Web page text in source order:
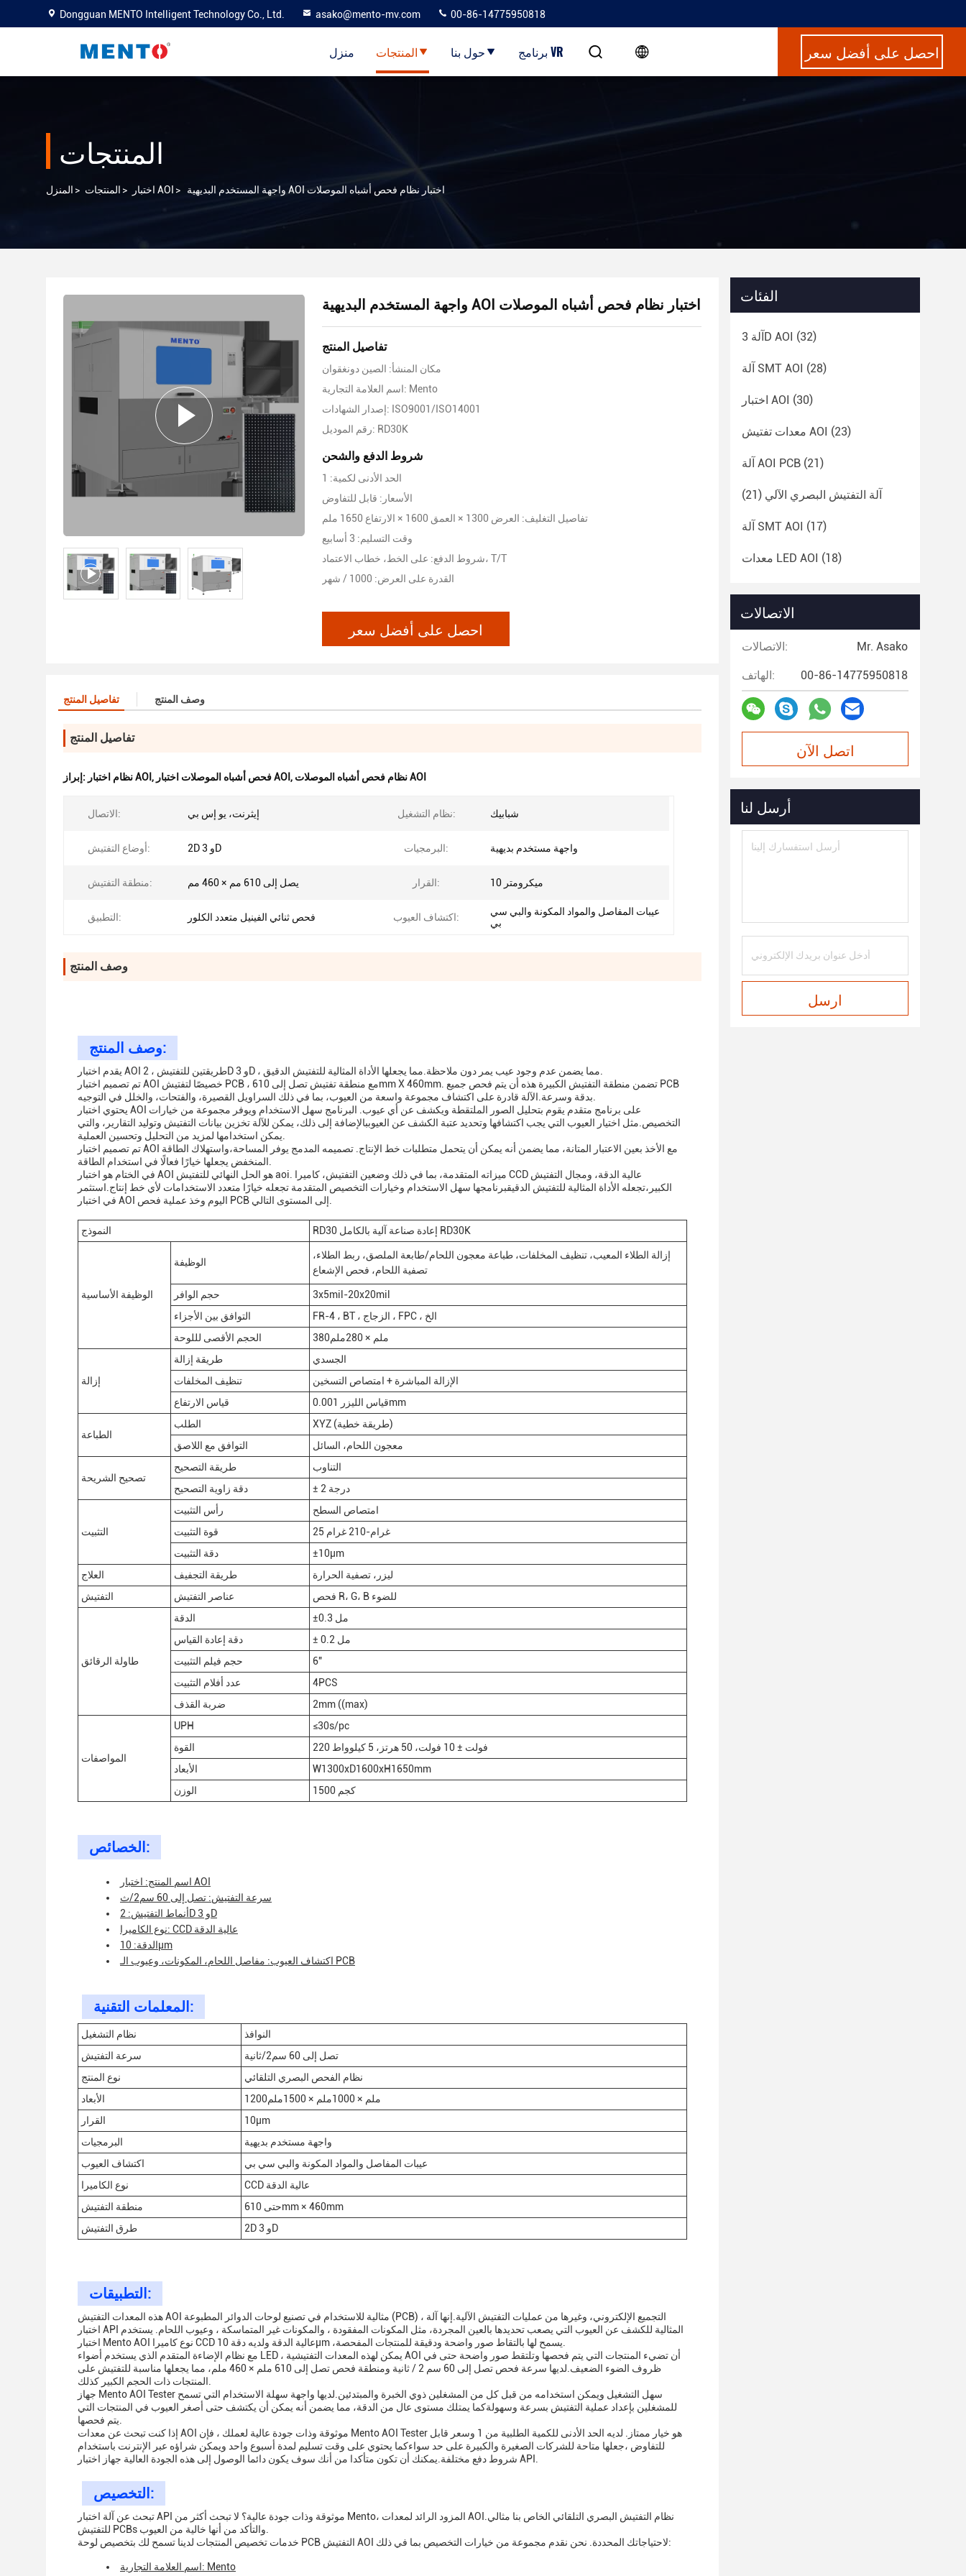
Dongguan MENTO Intelligent Technology Co., Ltd. asako@mento-mv.com 00-86-14775950818
منزل المنتجات حول بنا برنامج VR احصل على أفضل سعر
المنتجات
المنزل > المنتجات > اختبار AOI > واجهة المستخدم البديهية AOI اختبار نظام فحص أشباه الموصلات
واجهة المستخدم البديهية AOI اختبار نظام فحص أشباه الموصلات
تفاصيل المنتج
مكان المنشأ: الصين دونغقوان
اسم العلامة التجارية: Mento
إصدار الشهادات: ISO9001/ISO14001
رقم الموديل: RD30K
شروط الدفع والشحن
الحد الأدنى لكمية: 1
الأسعار: قابل للتفاوض
تفاصيل التغليف: العرض 1300 × العمق 1600 × الارتفاع 1650 ملم
وقت التسليم: 3 أسابيع
شروط الدفع: على الخط، خطاب الاعتماد، T/T
القدرة على العرض: 1000 / شهر
احصل على أفضل سعر
تفاصيل المنتج وصف المنتج
تفاصيل المنتج
إبراز: نظام اختبار AOI , فحص أشباه الموصلات اختبار AOI , نظام فحص أشباه الموصلات AOI
الاتصال: إيثرنت، يو إس بي نظام التشغيل: شبابيك
أوضاع التفتيش: 2D و 3D البرمجيات: واجهة مستخدم بديهية
منطقة التفتيش: يصل إلى 610 مم × 460 مم القرار: 10 ميكرومتر
التطبيق: فحص ثنائي الفينيل متعدد الكلور اكتشاف العيوب:
عيبات المفاصل والمواد المكونة والبي سي
بي
وصف المنتج
وصف المنتج:
تم تصميم اختبار AOI خصيصًا لتفتيش PCB ، مع منطقة تفتيش تصل إلى 610mm X 460mm. تضمن منطقة التفتيش الكبيرة هذه أن يتم فحص جميع PCB
يحتوي اختبار AOI على برنامج متقدم يقوم بتحليل الصور الملتقطة ويكشف عن أي عيوب. البرنامج سهل الاستخدام ويوفر مجموعة من خيارات
التخصيص.مثل اختيار العيوب التي يجب اكتشافها وتحديد عتبة الكشف عن العيوببالإضافة إلى ذلك، يمكن للآلة تخزين بيانات التفتيش وتوليد التقارير، والتي
تم تصميم اختبار AOI مع الأخذ بعين الاعتبار المتانة، مما يضمن أنه يمكن أن يتحمل متطلبات خط الإنتاج. تصميمه المدمج يوفر المساحة،واستهلاك الطاقة
في الختام هو اختبار AOI هو الحل النهائي للتفتيش aoi. ميزاته المتقدمة، بما في ذلك وضعين التفتيش، كاميرا CCD عالية الدقة، ومجال التفتيش
الكبير،تجعله الأداة المثالية للتفتيش الدقيقبرنامجها سهل الاستخدام وخيارات التخصيص المتقدمة تجعله خيارًا متعدد الاستخدامات لأي خط إنتاج.استثمر
النموذج RD30 إعادة صناعة آلية بالكامل RD30K
الوظيفة الأساسية
الوظيفة
إزالة الطلاء المعيب، تنظيف المخلفات، طباعة معجون اللحام/طابعة الملصق، ربط الطلاء،
تصفية اللحام، فحص الإشعاع
حجم الوافر
3x5mil-20x20mil
التوافق بين الأجزاء
FR-4 ، BT ، الزجاج ، FPC ، الخ
الحجم الأقصى لللوحة
380ملم × 280ملم
إزالة
طريقة إزالة
الجسدي
تنظيف المخلفات
الإزالة المباشرة + امتصاص التسخين
قياس الارتفاع
قياس الليزر 0.001mm
الطباعة
الطلب
XYZ (طريقة خطية)
التوافق مع اللاصق
معجون اللحام، السائل
تصحيح الشريحة
طريقة التصحيح
التناوب
دقة زاوية التصحيح
± 2 درجة
التثبيت
رأس التثبيت
امتصاص السطح
قوة التثبيت
25 غرام-210 غرام
دقة التثبيت
±10μm
العلاج
طريقة التجفيف
ليزر، تصفية الحرارة
التفتيش
عناصر التفتيش فحص R، G، B للضوء
طاولة الرقائق
الدقة
±0.3 مل
دقة إعادة القياس
± 0.2 مل
حجم فيلم التثبيت
6"
عدد أفلام التثبيت
4PCS
ضربة القذف
2mm ((max)
المواصفات
UPH
≤30s/pc
القوة
220 فولت ± 10 فولت، 50 هرتز، 5 كيلوواط
الأبعاد
W1300xD1600xH1650mm
الوزن
1500 كجم
الخصائص:
اسم المنتج: اختبار AOI
سرعة التفتيش: تصل إلى 60 سم2/ث
أنماط التفتيش: 2D و 3D
نوع الكاميرا: CCD عالية الدقة
الدقة: 10μm
اكتشاف العيوب: مفاصل اللحام، المكونات، وعيوب الـ PCB
المعلمات التقنية:
نظام التشغيل
النوافذ
سرعة التفتيش
تصل إلى 60 سم2/ثانية
نوع المنتج
نظام الفحص البصري التلقائي
الأبعاد
1200ملم × 1000ملم × 1500ملم
القرار
10μm
البرمجيات
واجهة مستخدم بديهية
اكتشاف العيوب
عيبات المفاصل والمواد المكونة والبي سي بي
نوع الكاميرا
CCD عالية الدقة
منطقة التفتيش
حتى 610mm × 460mm
طرق التفتيش
2D و 3D
التطبيقات:
هذه المعدات التفتيش AOI مثالية للاستخدام في تصنيع لوحات الدوائر المطبوعة (PCB) ، التجميع الإلكتروني، وغيرها من عمليات التفتيش الآلية.إنها آلة
اختبار API المثالية للكشف عن العيوب التي يصعب تحديدها بالعين المجردة، مثل المكونات المفقودة ، والمكونات غير المتماسكة ، وعيوب اللحام. يستخدم
مع نظام الإضاءة المتقدم الذي يستخدم أضواء LED ، يمكن لهذه المعدات التفتيشية AOI أن تضيء المنتجات التي يتم فحصها وتلتقط صور واضحة حتى في
ظروف الضوء الضعيف.لديها سرعة فحص تصل إلى 60 سم 2 / ثانية ومنطقة فحص تصل إلى 610 ملم × 460 ملم، مما يجعلها مناسبة للتفتيش على
جهاز Mento AOI Tester سهل التشغيل ويمكن استخدامه من قبل كل من المشغلين ذوي الخبرة والمبتدئين.لديها واجهة سهلة الاستخدام التي تسمح
للمشغلين بإعداد عملية التفتيش بسرعة وسهولةكما يمتلك مستوى عال من الدقة، مما يضمن أنه يمكن أن يكتشف حتى أصغر العيوب في المنتجات التي
إذا كنت تبحث عن معدات AOI موثوقة وذات جودة عالية لعملك ، فإن Mento AOI Tester هو خيار ممتاز. لديه الحد الأدنى للكمية الطلبية من 1 وسعر قابل
للتفاوض ،جعلها متاحة للشركات الصغيرة والكبيرة على حد سواءكما يحتوي على وقت تسليم لمدة أسبوع واحد ويمكن شراؤه عبر الإنترنت باستخدام
شروط دفع مختلفة.يمكنك أن تكون متأكدا من أنك سوف يكون دائما الوصول إلى هذه الجودة العالية جهاز اختبار API.
التخصيص:
تبحث عن آلة اختبار API موثوقة وذات جودة عالية؟ لا تبحث أكثر من Mento، المزود الرائد لمعدات AOI.نظام التفتيش البصري التلقائي الخاص بنا مثالي
خدمات تخصيص المنتجات لدينا تسمح لك بتخصيص لوحة PCB التفتيش AOI لاحتياجاتك المحددة. نحن نقدم مجموعة من خيارات التخصيص بما في ذلك:
اسم العلامة التجارية: Mento
الفئات
آلة 3D AOI (32)
آلة SMT AOI (28)
اختبار AOI (30)
معدات تفتيش AOI (23)
آلة AOI PCB (21)
آلة التفتيش البصري الآلي (21)
آلة SMT AOI (17)
معدات LED AOI (18)
الاتصالات
الاتصالات: Mr. Asako
الهاتف: 00-86-14775950818
اتصل الآن
أرسل لنا
ارسل